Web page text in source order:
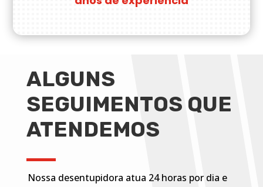
ALGUNS
SEGUIMENTOS QUE
ATENDEMOS
Nossa desentupidora atua 24 horas por dia e